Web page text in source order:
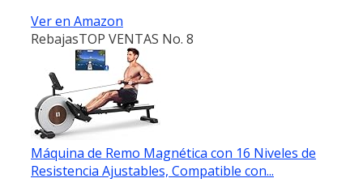
Ver en Amazon
RebajasTOP VENTAS No. 8
Máquina de Remo Magnética con 16 Niveles de
Resistencia Ajustables, Compatible con...